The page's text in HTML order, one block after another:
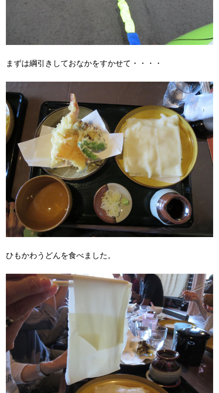
まずは綱引きしておなかをすかせて・・・・
ひもかわうどんを食べました。